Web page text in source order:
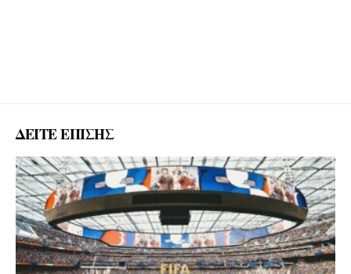
ΔΕΙΤΕ ΕΠΙΣΗΣ